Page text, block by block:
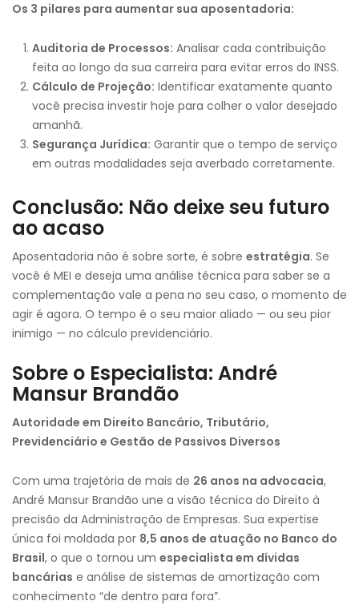
Os 3 pilares para aumentar sua aposentadoria:
Auditoria de Processos: Analisar cada contribuição
feita ao longo da sua carreira para evitar erros do INSS.
Cálculo de Projeção: Identificar exatamente quanto
você precisa investir hoje para colher o valor desejado
amanhã.
Segurança Jurídica: Garantir que o tempo de serviço
em outras modalidades seja averbado corretamente.
Conclusão: Não deixe seu futuro
ao acaso
Aposentadoria não é sobre sorte, é sobre estratégia. Se
você é MEI e deseja uma análise técnica para saber se a
complementação vale a pena no seu caso, o momento de
agir é agora. O tempo é o seu maior aliado — ou seu pior
inimigo — no cálculo previdenciário.
Sobre o Especialista: André
Mansur Brandão
Autoridade em Direito Bancário, Tributário,
Previdenciário e Gestão de Passivos Diversos
Com uma trajetória de mais de 26 anos na advocacia,
André Mansur Brandão une a visão técnica do Direito à
precisão da Administração de Empresas. Sua expertise
única foi moldada por 8,5 anos de atuação no Banco do
Brasil, o que o tornou um especialista em dívidas
bancárias e análise de sistemas de amortização com
conhecimento “de dentro para fora”.